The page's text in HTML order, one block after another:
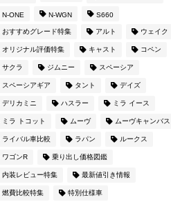
N-ONE N-WGN S660
おすすめグレード特集 アルト ウェイク
オリジナル評価特集 キャスト コペン
サクラ ジムニー スペーシア
スペーシアギア タント デイズ
デリカミニ ハスラー ミラ イース
ミラ トコット ムーヴ ムーヴキャンバス
ライバル車比較 ラパン ルークス
ワゴンR 乗り出し価格図鑑
内装レビュー特集 最新値引き情報
燃費比較特集 特別仕様車